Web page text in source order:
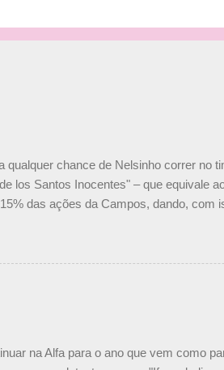
qualquer chance de Nelsinho correr no
los Santos Inocentes" – que equivale
das ações da Campos, dando, com
o brasileiro não será o companheiro de
Piquet", admitiu Audetto. “Mas
explicou, dizendo ainda que não
na Alfa para o ano que vem como